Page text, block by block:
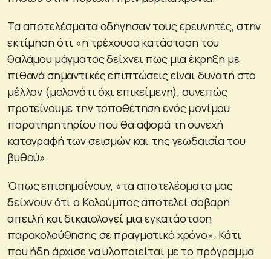
Τα αποτελέσματα οδήγησαν τους ερευνητές, στην
εκτίμηση ότι «η τρέχουσα κατάσταση του
θαλάμου μάγματος δείχνει πως μια έκρηξη με
πιθανά σημαντικές επιπτώσεις είναι δυνατή στο
μέλλον (μολονότι όχι επικείμενη), συνεπώς
προτείνουμε την τοποθέτηση ενός μονίμου
παρατηρητηρίου που θα αφορά τη συνεχή
καταγραφή των σεισμών και της γεωδαισία του
βυθού».
Όπως επισημαίνουν, «τα αποτελέσματα μας
δείχνουν ότι ο Κολούμπος αποτελεί σοβαρή
απειλή και δικαιολογεί μια εγκατάσταση
παρακολούθησης σε πραγματικό χρόνο». Κάτι
που ήδη άρχισε να υλοποιείται με το πρόγραμμα